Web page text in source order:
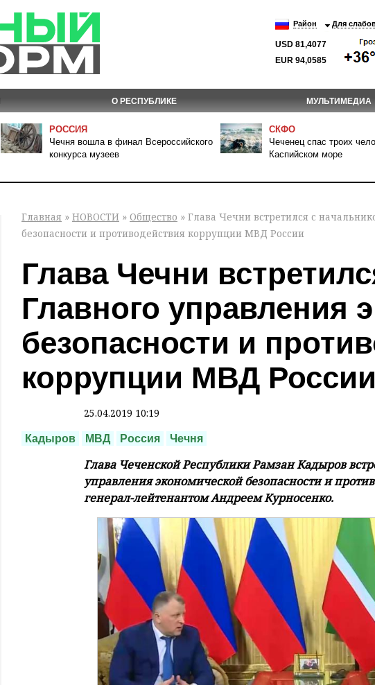
Район Для
USD 81,4077
EUR 94,0585
О РЕСПУБЛИКЕ МУЛЬТИМЕДИА
РОССИЯ
Чечня вошла в финал Всероссийского
конкурса музеев
СКФО
Чеченец спас троих
Каспийском море
Главная » НОВОСТИ » Общество » Глава Чечни встретился с
безопасности и противодействия коррупции МВД России
Глава Чечни
Главного управления
безопасности и
коррупции МВД России
25.04.2019 10:19
Кадыров МВД Россия Чечня
Глава Чеченской Республики Рамзан Кадыров
управления экономической безопасности и
генерал-лейтенантом Андреем Курносенко.